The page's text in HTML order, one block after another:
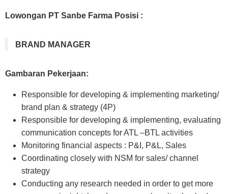
Lowongan PT Sanbe Farma Posisi :
BRAND MANAGER
Gambaran Pekerjaan:
Responsible for developing & implementing marketing/
brand plan & strategy (4P)
Responsible for developing & implementing, evaluating
communication concepts for ATL –BTL activities
Monitoring financial aspects : P&I, P&L, Sales
Coordinating closely with NSM for sales/ channel
strategy
Conducting any research needed in order to get more